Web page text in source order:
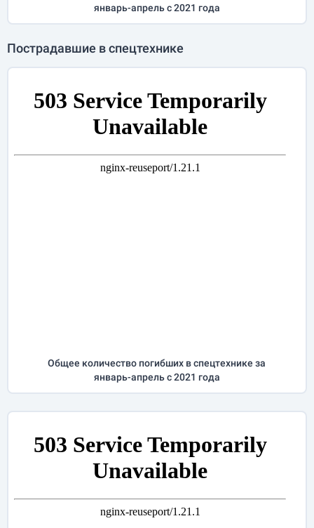
январь-апрельс 2021 года
Пострадавшие в спецтехнике
Общее количество погибших в спецтехнике за
январь-апрельс 2021 года